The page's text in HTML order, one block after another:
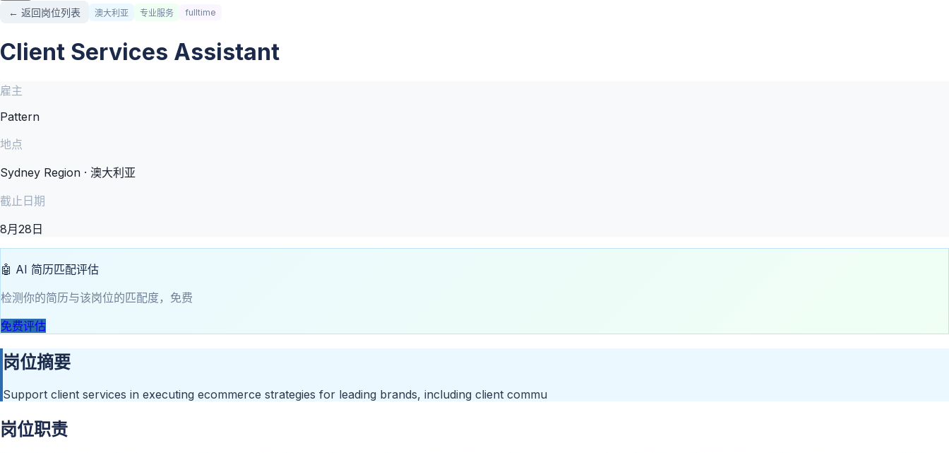
← 返回岗位列表 澳大利亚 专业服务 fulltime
Client Services Assistant
雇主
Pattern
地点
Sydney Region · 澳大利亚
截止日期
8月28日
🤖 AI 简历匹配评估
检测你的简历与该岗位的匹配度，免费
免费评估
岗位摘要
Support client services in executing ecommerce strategies for leading brands, including client commu
岗位职责